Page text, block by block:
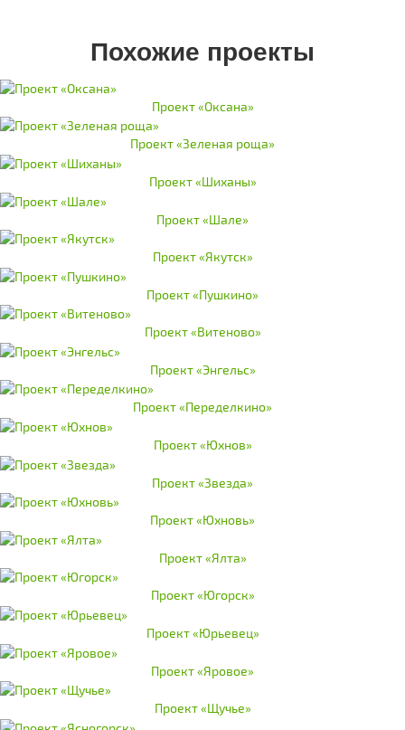
Похожие проекты
Проект «Оксана»
Проект «Зеленая роща»
Проект «Шиханы»
Проект «Шале»
Проект «Якутск»
Проект «Пушкино»
Проект «Витеново»
Проект «Энгельс»
Проект «Переделкино»
Проект «Юхнов»
Проект «Звезда»
Проект «Юхновь»
Проект «Ялта»
Проект «Югорск»
Проект «Юрьевец»
Проект «Яровое»
Проект «Щучье»